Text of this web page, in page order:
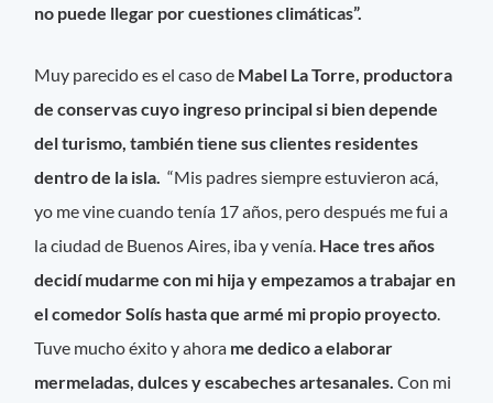
no puede llegar por cuestiones climáticas”.
Muy parecido es el caso de Mabel La Torre, productora
de conservas cuyo ingreso principal si bien depende
del turismo, también tiene sus clientes residentes
dentro de la isla.“Mis padres siempre estuvieron acá,
yo me vine cuando tenía 17 años, pero después me fui a
la ciudad de Buenos Aires, iba y venía. Hace tres años
decidí mudarme con mi hija y empezamos a trabajar en
el comedor Solís hasta que armé mi propio proyecto
Tuve mucho éxito y ahora me dedico a elaborar
mermeladas, dulces y escabeches artesanales. Con mi